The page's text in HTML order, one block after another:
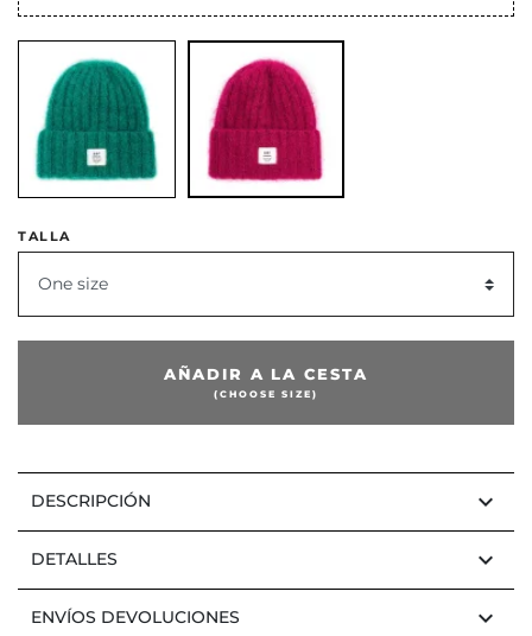
TALLA
One size
AÑADIR A LA CESTA
(CHOOSE SIZE)
DESCRIPCIÓN keyboard_arrow_down
DETALLES keyboard_arrow_down
ENVÍOS DEVOLUCIONES keyboard_arrow_down